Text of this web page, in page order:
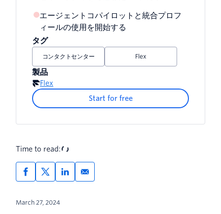
エージェントコパイロットと統合プロフ
ィールの使用を開始する
タグ
コンタクトセンター Flex
製品
Flex
Start for free
Time to read:
March 27, 2024